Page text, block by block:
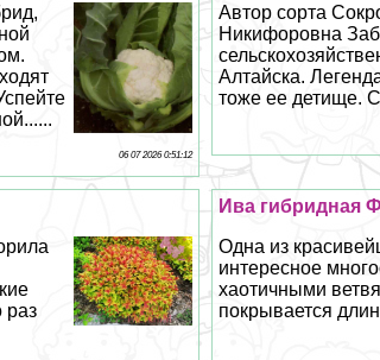
Автор сорта
Никифоровна
Алтайска.
тоже ее детище.
06 07 2026 0:51:12
Ива гибридная
Одна из
интересное
хаотичными
покрывается
раз